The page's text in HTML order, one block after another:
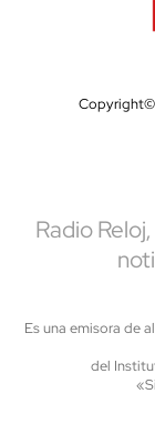
Copyright©
Radio
Es una emisora de
del